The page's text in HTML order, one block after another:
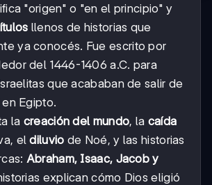
"origen" o "en el principio" y
llenos de historias que
ya conocés. Fue escrito por
del 1446-1406 a.C. para
que acababan de salir de
Egipto.
la creación del mundo, la caída
eldiluvio de Noé, y las historias
Abraham, Isaac, Jacob y
explican cómo Dios eligió